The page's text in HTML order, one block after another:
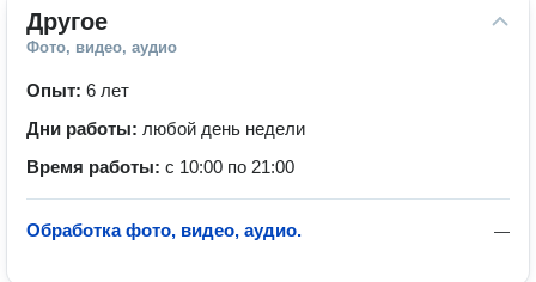
Другое
Фото, видео, аудио
Опыт: 6 лет
Дни работы: любой день недели
Время работы: с 10:00 по 21:00
—
Обработка фото, видео, аудио.